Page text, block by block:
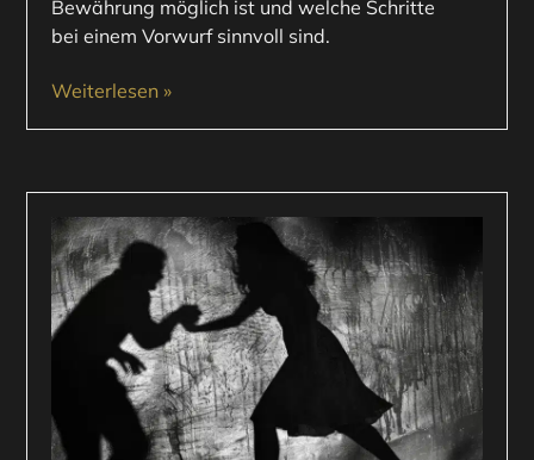
Bewährung möglich ist und welche Schritte
bei einem Vorwurf sinnvoll sind.
Weiterlesen »